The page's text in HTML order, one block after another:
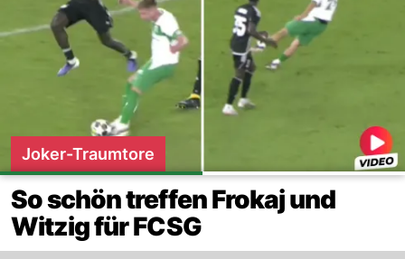
Joker-Traumtore
So schön treffen Frokaj und
Witzig für FCSG